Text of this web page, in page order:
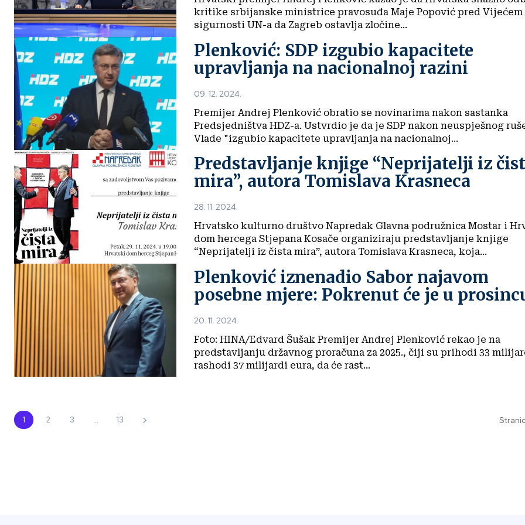
kritike srbijanske ministrice pravosuđa Maje Popović pred Vijećem
sigurnosti UN-a da Zagreb ostavlja zločine...
Plenković: SDP izgubio kapacitete
upravljanja na nacionalnoj razini
09. 12. 2024.
Premijer Andrej Plenković obratio se novinarima nakon sastanka
Predsjedništva HDZ-a. Ustvrdio je da je SDP nakon neuspješnog
Vlade "izgubio kapacitete upravljanja na nacionalnoj...
Predstavljanje knjige “Neprijatelji iz
mira”, autora Tomislava Krasneca
28. 11. 2024.
Hrvatsko kulturno društvo Napredak Glavna podružnica Mostar i
dom hercega Stjepana Kosače organiziraju predstavljanje knjige
“Neprijatelji iz čista mira”, autora Tomislava Krasneca, koja...
Plenković iznenadio Sabor najavom
posebne mjere: Pokrenut će je u
20. 11. 2024.
Foto: HINA/Edvard Šušak Premijer Andrej Plenković rekao je na
predstavljanju državnog proračuna za 2025., čiji su prihodi 33
rashodi 37 milijardi eura, da će rast...
1 2 3 ... 13